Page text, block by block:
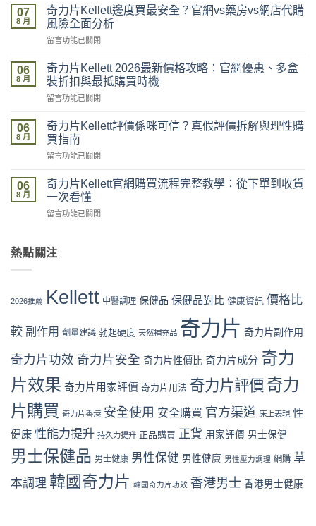
力
片
Kellett
開
到
貨
全
記
落
單、
流、
貨、
服
用
流
程
中
07
8 月
奇力片Kellett邊度買最安全？官網vs藥房vs網店代購
風險全面分析
在
力
片
Kellett
邊
買
最
安
全？
網
vs
房
店
風
險
面
分
中
留言功能已關閉
06
8 月
奇力片Kellett 2026最新價格攻略：官網優惠、多盒
裝折扣與最抵購買時機
在
力
片
Kellett
2026
新
攻
網
盒
扣
最
購
時
機〉
中
留言功能已關閉
06
8 月
奇力片Kellett評價係咪可信？真假評價拆解與理性購
買指南
在
力
片
Kellett
評
咪
假
拆
與
性
購
買
指
南〉
留言功能已關閉
06
8 月
奇力片Kellett官網購買流程完整教學：從下單到收貨
一次看懂
在
片
Kellett
購
程
整
學：
從
下
單
到
收
貨
一
次
看
留言功能已關閉
熱點關注
2026推薦 Kellett 中醫調理 保健品 保健品對比 健康資訊 價格比
較 副作用 劑量建議 勃起硬度 天然補充品 奇力片 奇力片副作用
奇力片功效 奇力片安全 奇力片性價比 奇力片成分 奇力
片效果 奇力片用家評價 奇力片用法 奇力片評價 奇力
片購買 奇力片香港 安全使用 安全購買 官方渠道 床上表現 性
健康 性能力提升 持久力提升 正品購買 正貨 用家評價 男士保健
男士保健品 男士健康 男性保健 男性健康 男性壓力調理 網購 草
本調理 韓國奇力片 韓國奇力片功效 香港男士 香港男士健康